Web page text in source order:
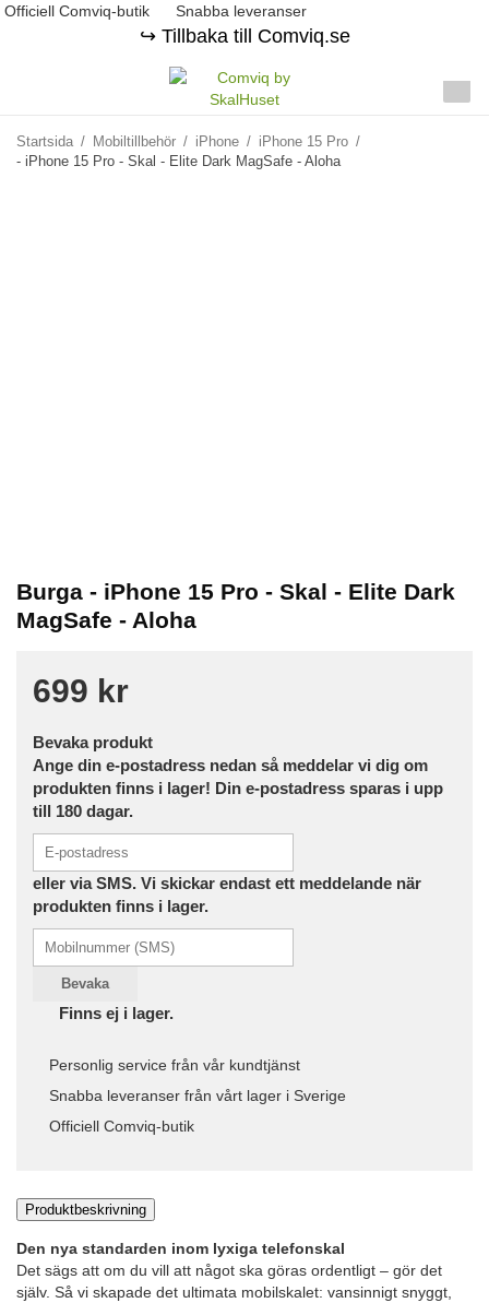
Officiell Comviq-butik Snabba leveranser
↪️ Tillbaka till Comviq.se
Startsida / Mobiltillbehör / iPhone / iPhone 15 Pro /
- iPhone 15 Pro - Skal - Elite Dark MagSafe - Aloha
Burga - iPhone 15 Pro - Skal - Elite Dark
MagSafe - Aloha
699 kr
Bevaka produkt
Ange din e-postadress nedan så meddelar vi dig om
produkten finns i lager! Din e-postadress sparas i upp
till 180 dagar.
eller via SMS. Vi skickar endast ett meddelande när
produkten finns i lager.
Bevaka
Finns ej i lager.
Personlig service från vår kundtjänst
Snabba leveranser från vårt lager i Sverige
Officiell Comviq-butik
Produktbeskrivning
Den nya standarden inom lyxiga telefonskal
Det sägs att om du vill att något ska göras ordentligt – gör det
själv. Så vi skapade det ultimata mobilskalet: vansinnigt snyggt,